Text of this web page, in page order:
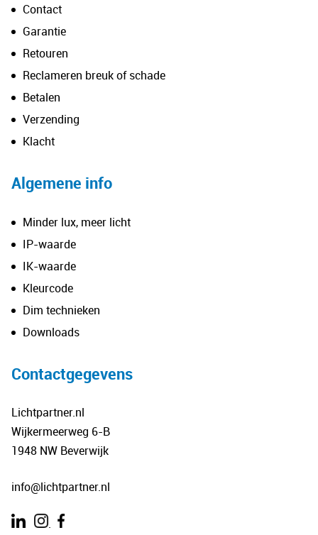
Contact
Garantie
Retouren
Reclameren breuk of schade
Betalen
Verzending
Klacht
Algemene info
Minder lux, meer licht
IP-waarde
IK-waarde
Kleurcode
Dim technieken
Downloads
Contactgegevens
Lichtpartner.nl
Wijkermeerweg 6-B
1948 NW Beverwijk
info@lichtpartner.nl
.